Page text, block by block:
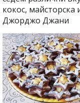
кокос,
Джорджо Джани